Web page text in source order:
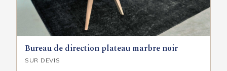
Bureau de direction plateau marbre noir
SUR DEVIS